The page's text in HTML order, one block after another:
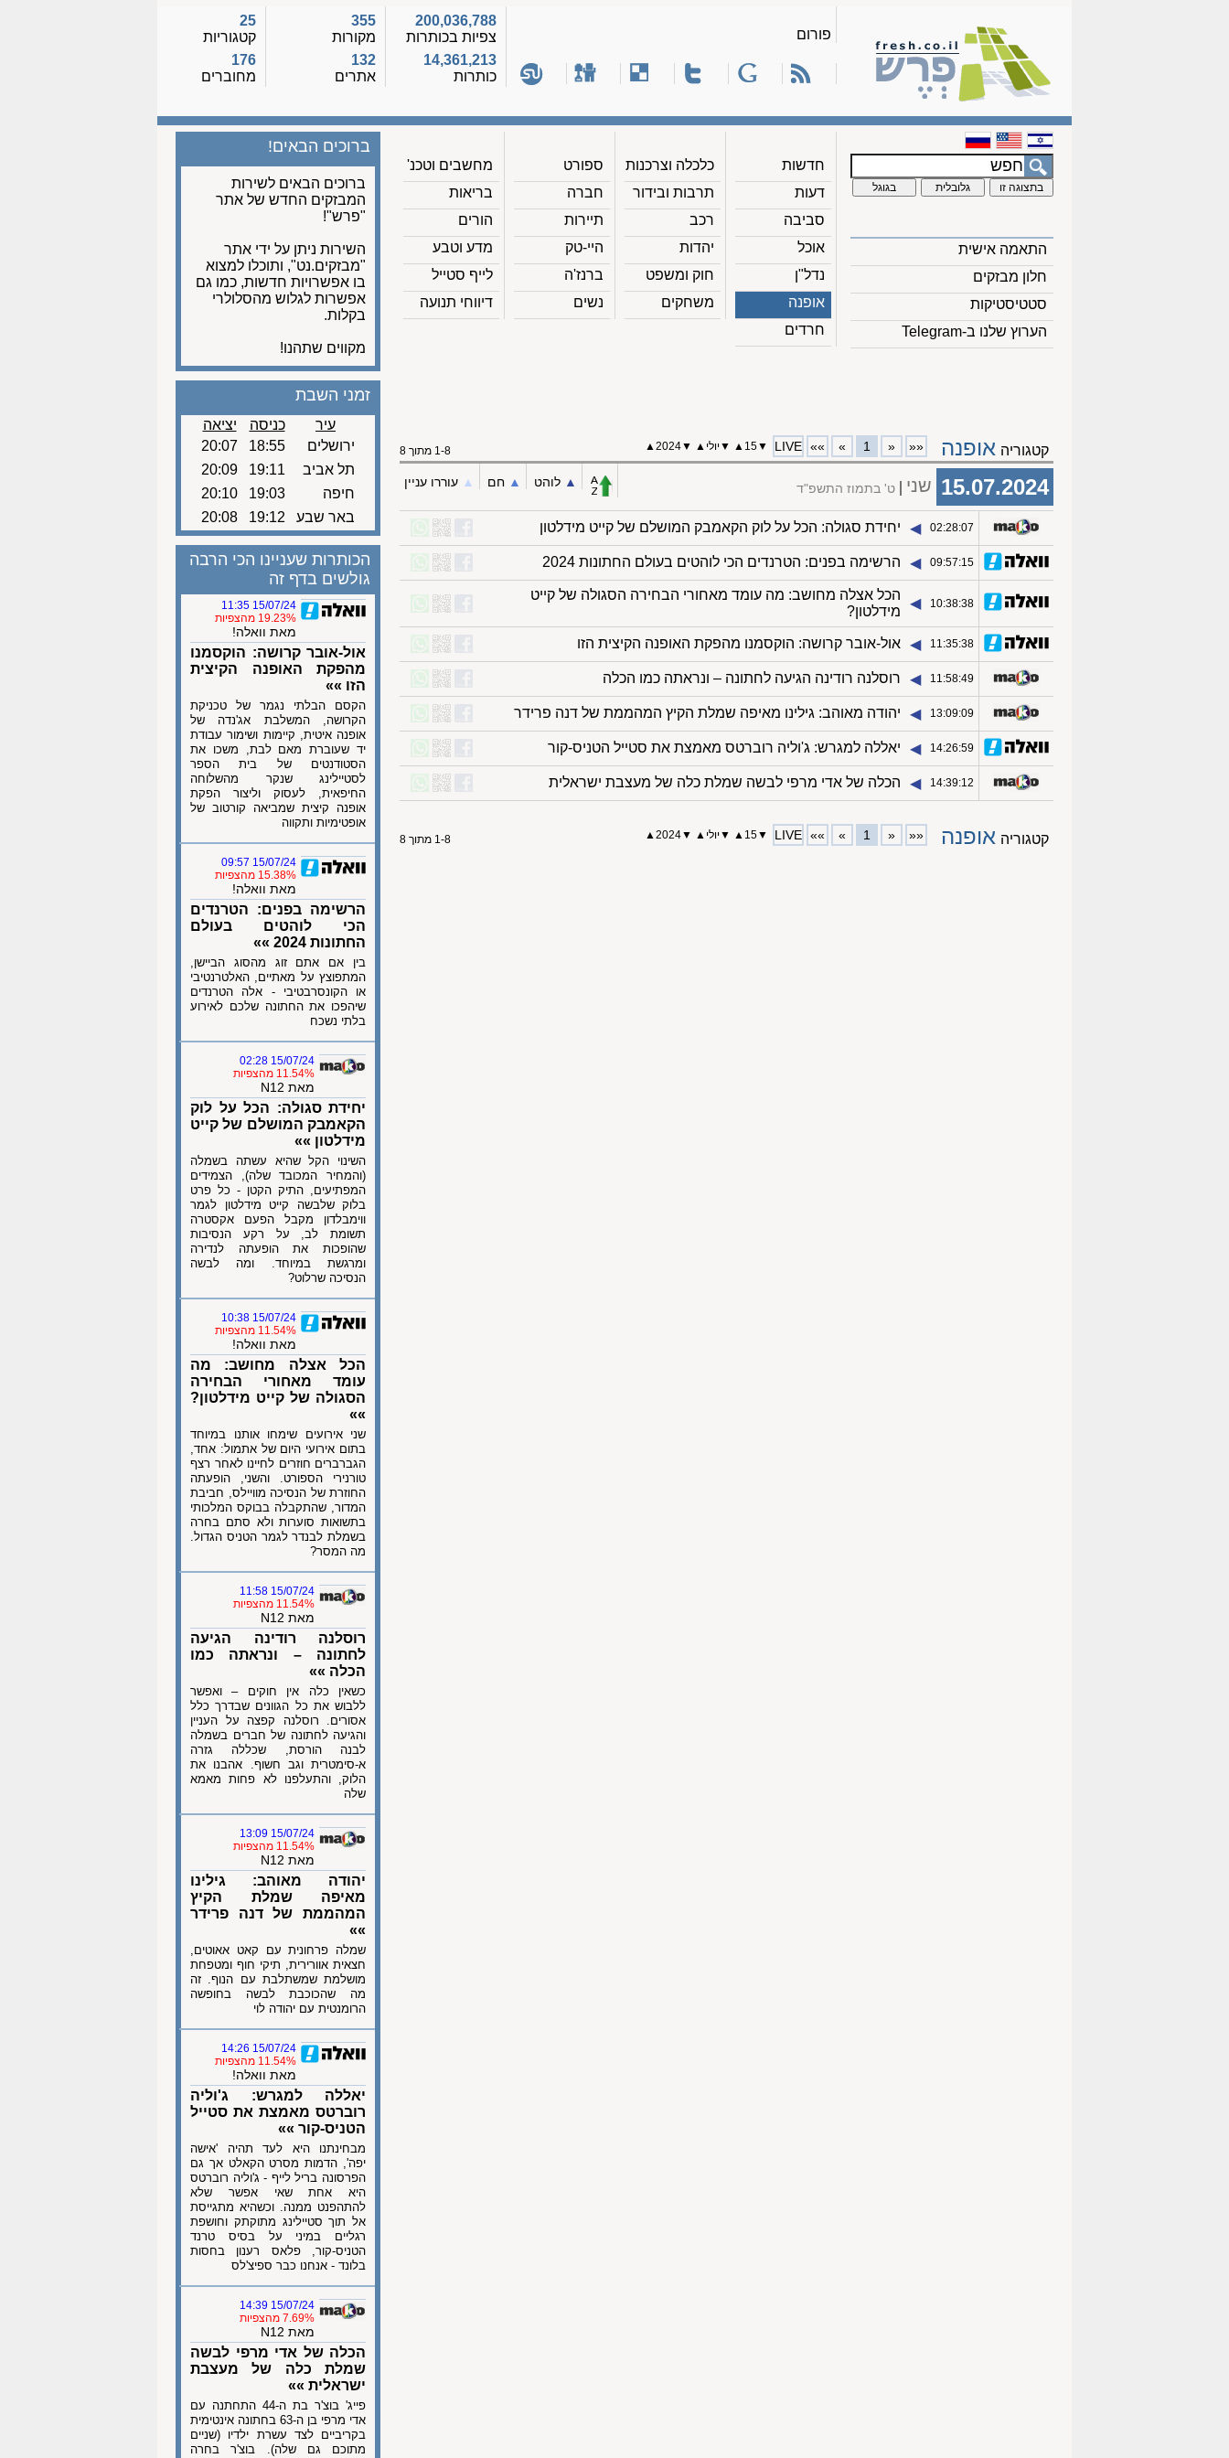
פורום
200,036,788
צפיות בכותרות
14,361,213
כותרות
355
מקורות
132
אתרים
25
קטגוריות
176
מחוברים
התאמה אישית
חלון מבזקים
סטטיסטיקות
הערוץ שלנו ב-Telegram
חדשות
דעות
סביבה
אוכל
נדל"ן
אופנה
חרדים
כלכלה וצרכנות
תרבות ובידור
רכב
יהדות
חוק ומשפט
משחקים
ספורט
חברה
תיירות
היי-טק
ברנז'ה
נשים
מחשבים וטכנ'
בריאות
הורים
מדע וטבע
לייף סטייל
דיווחי תנועה
ברוכים הבאים!
ברוכים הבאים לשירות
המבזקים החדש של אתר
"פרש"!
השירות ניתן על ידי אתר
"מבזקים.נט", ותוכלו למצוא
בו אפשרויות חדשות, כמו גם
אפשרות לגלוש מהסלולרי
בקלות.
מקווים שתהנו!
קטגוריה אופנה ««
«
1
»
»»
LIVE
▼
15
▲
▼יולי ▲
▼
2024
▲ 1-8 מתוך 8
15.07.2024 שני ט' בתמוז התשפ"ד ▲︎ לוהט ▲︎ חם ▲︎ עוררו עניין
02:28:07
◀︎ יחידת סגולה: הכל על לוק הקאמבק המושלם של קייט מידלטון
09:57:15
◀︎ הרשימה בפנים: הטרנדים הכי לוהטים בעולם החתונות 2024
10:38:38
◀︎
הכל אצלה מחושב: מה עומד מאחורי הבחירה הסגולה של קייט
מידלטון?
11:35:38
◀︎ אול-אובר קרושה: הוקסמנו מהפקת האופנה הקיצית הזו
11:58:49
◀︎ רוסלנה רודינה הגיעה לחתונה – ונראתה כמו הכלה
13:09:09
◀︎ יהודה מאוהב: גילינו מאיפה שמלת הקיץ המהממת של דנה פרידר
14:26:59
◀︎ יאללה למגרש: ג'וליה רוברטס מאמצת את סטייל הטניס-קור
14:39:12
◀︎ הכלה של אדי מרפי לבשה שמלת כלה של מעצבת ישראלית
קטגוריה אופנה ««
«
1
»
»»
LIVE
▼
15
▲
▼יולי ▲
▼
2024
▲ 1-8 מתוך 8
זמני השבת
עיר כניסה
יציאה
ירושלים
18:55
20:07
תל אביב
19:11
20:09
חיפה
19:03
20:10
באר שבע
19:12
20:08
הכותרות שעניינו הכי הרבה
גולשים בדף זה
15/07/24 11:35
19.23% מהצפיות
מאת וואלה!
אול-אובר קרושה: הוקסמנו
מהפקת האופנה הקיצית
הזו »»
הקסם הבלתי נגמר של טכניקת
הקרושה, המשלבת אג'נדה של
אופנה איטית, קיימות ושימור עבודת
יד שעוברת מאם לבת, משכו את
הסטודנטים של בית הספר
לסטיילינג שנקר מהשלוחה
החיפאית, לעסוק וליצור הפקת
אופנה קיצית שמביאה קורטוב של
אופטימיות ותקווה
15/07/24 09:57
15.38% מהצפיות
מאת וואלה!
הרשימה בפנים: הטרנדים
הכי לוהטים בעולם
החתונות 2024 »»
בין אם אתם זוג מהסוג הביישן,
המתפוצץ על מאתיים, האלטרנטיבי
או הקונסרבטיבי - אלה הטרנדים
שיהפכו את החתונה שלכם לאירוע
בלתי נשכח
15/07/24 02:28
11.54% מהצפיות
מאת N12
יחידת סגולה: הכל על לוק
הקאמבק המושלם של קייט
מידלטון »»
השינוי הקל שהיא עשתה בשמלה
(והמחיר המכובד שלה), הצמידים
המפתיעים, התיק הקטן - כל פרט
בלוק שלבשה קייט מידלטון לגמר
ווימבלדון מקבל הפעם אקסטרה
תשומת לב, על רקע הנסיבות
שהופכות את הופעתה לנדירה
ומרגשת במיוחד. ומה לבשה
הנסיכה שרלוט?
15/07/24 10:38
11.54% מהצפיות
מאת וואלה!
הכל אצלה מחושב: מה
עומד מאחורי הבחירה
הסגולה של קייט מידלטון?
»»
שני אירועים שימחו אותנו במיוחד
בתום אירועי היום של אתמול: אחד,
הגברברים חוזרים לחיינו לאחר רצף
טורנירי הספורט. והשני, הופעתה
החוזרת של הנסיכה מוויילס, חביבת
המדור, שהתקבלה בבוקס המלכותי
בתשואות סוערות ולא סתם בחרה
בשמלת לבנדר לגמר הטניס הגדול.
מה המסר?
15/07/24 11:58
11.54% מהצפיות
מאת N12
רוסלנה רודינה הגיעה
לחתונה – ונראתה כמו
הכלה »»
כשאין כלה אין חוקים – ואפשר
ללבוש את כל הגוונים שבדרך כלל
אסורים. רוסלנה קפצה על העניין
והגיעה לחתונה של חברים בשמלה
לבנה הורסת, שכללה גזרה
א-סימטרית וגב חשוף. אהבנו את
הלוק, והתעלפנו לא פחות מאמא
שלה
15/07/24 13:09
11.54% מהצפיות
מאת N12
יהודה מאוהב: גילינו
מאיפה שמלת הקיץ
המהממת של דנה פרידר
»»
שמלה פרחונית עם קאט אאוטים,
חצאית אוורירית, תיקי חוף ומטפחת
מושלמת שמשתלבת עם הנוף. זה
מה שהכוכבת לבשה בחופשה
הרומנטית עם יהודה לוי
15/07/24 14:26
11.54% מהצפיות
מאת וואלה!
יאללה למגרש: ג'וליה
רוברטס מאמצת את סטייל
הטניס-קור »»
מבחינתנו היא לעד תהיה 'אישה
יפה', הדמות מסרט הקאלט אך גם
הפרסונה בריל לייף - ג'וליה רוברטס
היא אחת שאי אפשר שלא
להתהפנט ממנה. וכשהיא מתגייסת
אל תוך סטיילינג מתוקתק וחושפת
רגליים במיני על בסיס טרנד
הטניס-קור, פלאס רענון בחסות
בלונד - אנחנו כבר ספיצ'לס
15/07/24 14:39
7.69% מהצפיות
מאת N12
הכלה של אדי מרפי לבשה
שמלת כלה של מעצבת
ישראלית »»
פייג' בוצ'ר בת ה-44 התחתנה עם
אדי מרפי בן ה-63 בחתונה אינטימית
בקריביים לצד עשרת ילדיו (שניים
מתוכם גם שלה). בוצ'ר בחרה